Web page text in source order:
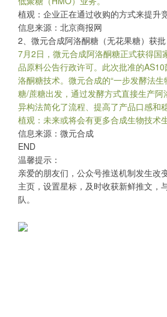
植观：企业正在通过收购的方式来提升竞
信息来源：北京商报网
2、微元合成阿洛酮糖（无花果糖）获批
7月2日，微元合成阿洛酮糖正式获得国
品原料公告行政许可。此次批准的
洛酮糖技术。微元合成的“一步发酵法
糖/蔗糖出发，通过发酵方式直接生产
异构法简化了流程、提高了产品口感和稳
植观：未来或将会有更多合成生物技术
信息来源：微元合成
END
温馨提示：
亲爱的朋友们，公众号推送机制发生改
主页，设置星标，及时收获新鲜推文，
队。